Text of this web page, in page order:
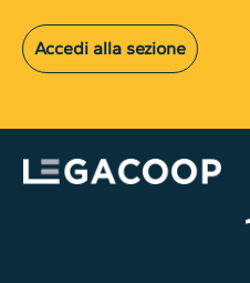
Accedi alla sezione